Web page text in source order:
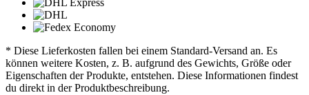
* Diese Lieferkosten fallen bei einem Standard-Versand an. Es
können weitere Kosten, z. B. aufgrund des Gewichts, Größe oder
Eigenschaften der Produkte, entstehen. Diese Informationen findest
du direkt in der Produktbeschreibung.